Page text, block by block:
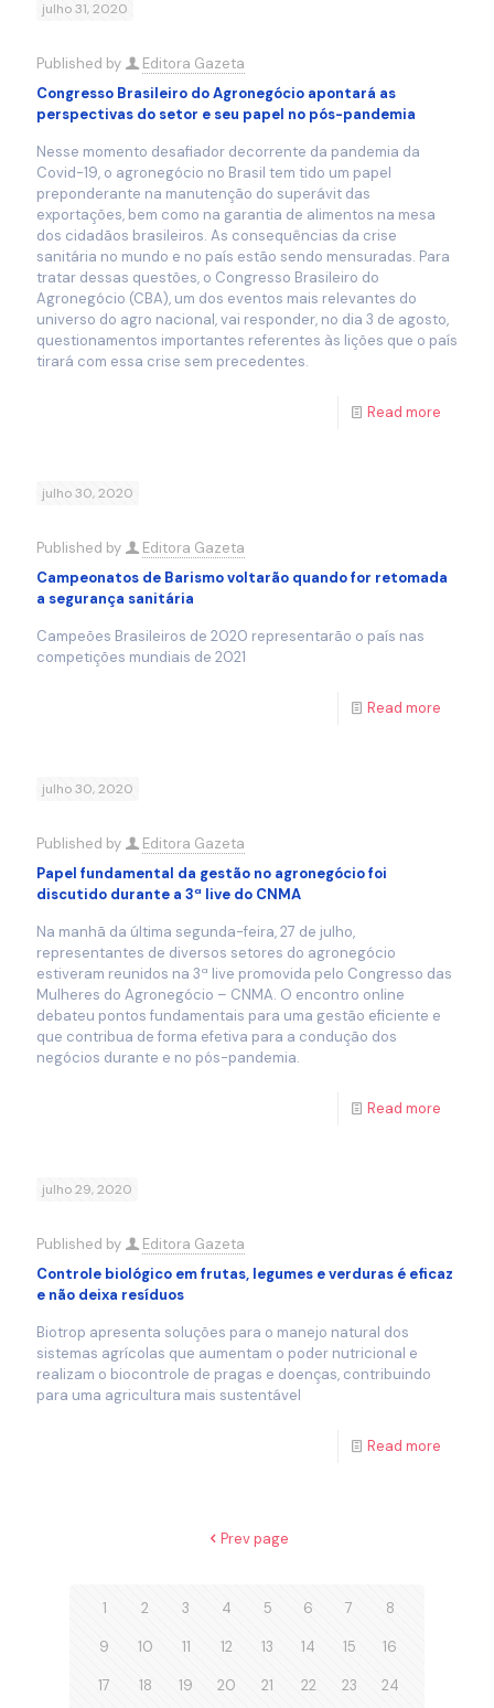
julho 31, 2020
Published by
Editora Gazeta
Congresso Brasileiro do Agronegócio apontará as
perspectivas do setor e seu papel no pós-pandemia
Nesse momento desafiador decorrente da pandemia da
Covid-19, o agronegócio no Brasil tem tido um papel
preponderante na manutenção do superávit das
exportações, bem como na garantia de alimentos na mesa
dos cidadãos brasileiros. As consequências da crise
sanitária no mundo e no país estão sendo mensuradas. Para
tratar dessas questões, o Congresso Brasileiro do
Agronegócio (CBA), um dos eventos mais relevantes do
universo do agro nacional, vai responder, no dia 3 de agosto,
questionamentos importantes referentes às lições que o país
tirará com essa crise sem precedentes.
Read more
julho 30, 2020
Published by
Editora Gazeta
Campeonatos de Barismo voltarão quando for retomada
a segurança sanitária
Campeões Brasileiros de 2020 representarão o país nas
competições mundiais de 2021
Read more
julho 30, 2020
Published by
Editora Gazeta
Papel fundamental da gestão no agronegócio foi
discutido durante a 3ª live do CNMA
Na manhã da última segunda-feira, 27 de julho,
representantes de diversos setores do agronegócio
estiveram reunidos na 3ª live promovida pelo Congresso das
Mulheres do Agronegócio – CNMA. O encontro online
debateu pontos fundamentais para uma gestão eficiente e
que contribua de forma efetiva para a condução dos
negócios durante e no pós-pandemia.
Read more
julho 29, 2020
Published by
Editora Gazeta
Controle biológico em frutas, legumes e verduras é eficaz
e não deixa resíduos
Biotrop apresenta soluções para o manejo natural dos
sistemas agrícolas que aumentam o poder nutricional e
realizam o biocontrole de pragas e doenças, contribuindo
para uma agricultura mais sustentável
Read more
Prev page
1 2 3 4 5 6 7 8
9 10 11 12 13 14 15 16
17 18 19 20 21 22 23 24